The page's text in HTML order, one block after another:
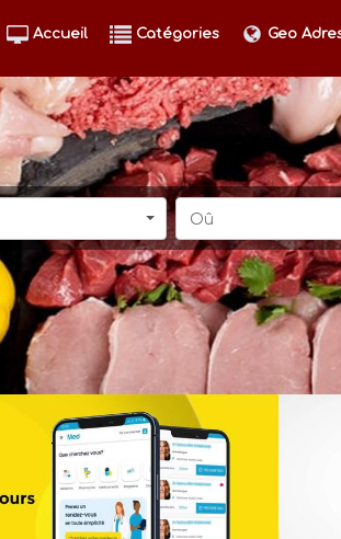
Accueil Catégories Geo
Oû